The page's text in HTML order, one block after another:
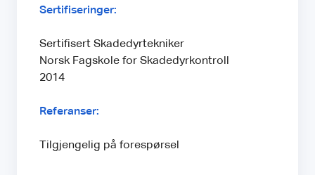
Sertifiseringer:
Sertifisert Skadedyrtekniker
Norsk Fagskole for Skadedyrkontroll
2014
Referanser:
Tilgjengelig på forespørsel